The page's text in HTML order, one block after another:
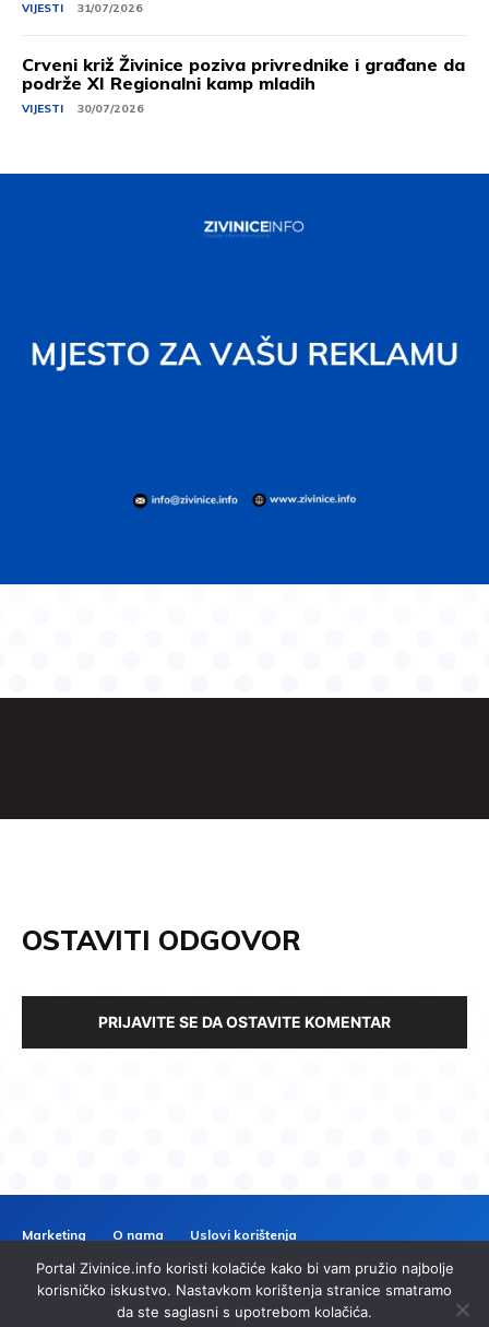
VIJESTI 31/07/2026
Crveni križ Živinice poziva privrednike i građane da
podrže XI Regionalni kamp mladih
VIJESTI 30/07/2026
OSTAVITI ODGOVOR
PRIJAVITE SE DA OSTAVITE KOMENTAR
Marketing O nama
Uslovi korištenja
Politika privatnosti
Kontakt
ZIVINICEINFO
Portal Zivinice.info koristi kolačiće kako bi vam pružio najbolje
korisničko iskustvo. Nastavkom korištenja stranice smatramo
da ste saglasni s upotrebom kolačića.